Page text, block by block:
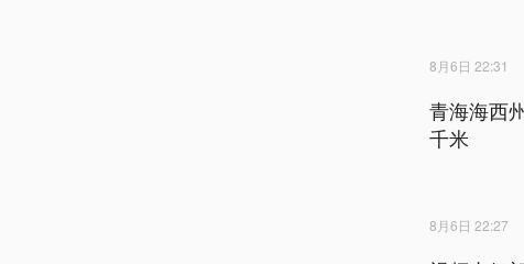
8月6日 22:31
青海海西
千米
8月6日 22:27